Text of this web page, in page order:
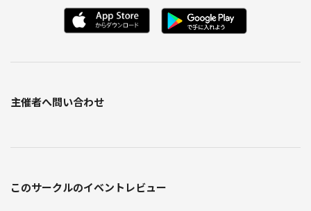
主催者へ問い合わせ
このサークルのイベントレビュー